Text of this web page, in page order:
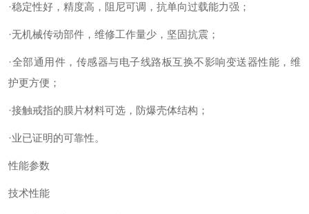
·稳定性好，精度高，阻尼可调，抗单向过载能力强；
·无机械传动部件，维修工作量少，坚固抗震；
·全部通用件，传感器与电子线路板互换不影响变送器性能，维
护更方便；
·接触戒指的膜片材料可选，防爆壳体结构；
·业已证明的可靠性。
性能参数
技术性能